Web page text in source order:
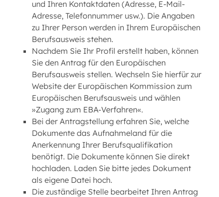
und Ihren Kontaktdaten (Adresse, E-Mail-
Adresse, Telefonnummer usw.). Die Angaben
zu Ihrer Person werden in Ihrem Europäischen
Berufsausweis stehen.
Nachdem Sie Ihr Profil erstellt haben, können
Sie den Antrag für den Europäischen
Berufsausweis stellen. Wechseln Sie hierfür zur
Website der Europäischen Kommission zum
Europäischen Berufsausweis und wählen
»Zugang zum EBA-Verfahren«.
Bei der Antragstellung erfahren Sie, welche
Dokumente das Aufnahmeland für die
Anerkennung Ihrer Berufsqualifikation
benötigt. Die Dokumente können Sie direkt
hochladen. Laden Sie bitte jedes Dokument
als eigene Datei hoch.
Die zuständige Stelle bearbeitet Ihren Antrag